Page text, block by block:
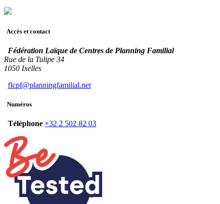
Accès et contact
Fédération Laïque de Centres de Planning Familial
Rue de la Tulipe 34
1050 Ixelles
flcpf@planningfamilial.net
Numéros
Téléphone +32 2 502 82 03